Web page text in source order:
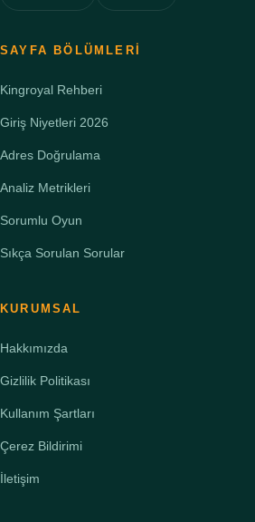
SAYFA BÖLÜMLERI
Kingroyal Rehberi
Giriş Niyetleri 2026
Adres Doğrulama
Analiz Metrikleri
Sorumlu Oyun
Sıkça Sorulan Sorular
KURUMSAL
Hakkımızda
Gizlilik Politikası
Kullanım Şartları
Çerez Bildirimi
İletişim